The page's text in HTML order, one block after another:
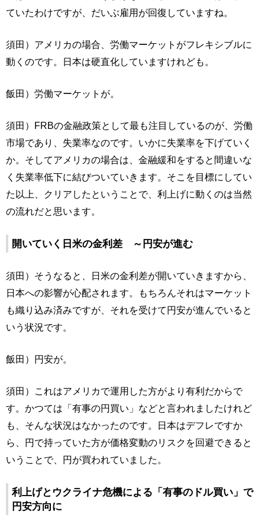
ていたわけですが、だいぶ雇用が回復していますね。
須田）アメリカの場合、労働マーケットがフレキシブルに
動くのです。日本は硬直化していますけれども。
飯田）労働マーケットが。
須田）FRBの金融政策として最も注目しているのが、労働
市場であり、失業率なのです。いかに失業率を下げていく
か。そしてアメリカの場合は、金融緩和をすると間違いな
く失業率低下に結びついていきます。そこを目標にしてい
た以上、クリアしたということで、利上げに動くのは当然
の流れだと思います。
開いていく日米の金利差 ～円安が進む
須田）そうなると、日米の金利差が開いていきますから、
日本への影響が心配されます。もちろんそれはマーケット
も織り込み済みですが、それを受けて円安が進んでいると
いう状況です。
飯田）円安が。
須田）これはアメリカで運用した方がより有利だからで
す。かつては「有事の円買い」などと言われましたけれど
も、そんな状況はなかったのです。日本はデフレですか
ら、円で持っていた方が価格変動のリスクを回避できると
いうことで、円が買われていました。
利上げとウクライナ危機による「有事のドル買い」で
円安方向に